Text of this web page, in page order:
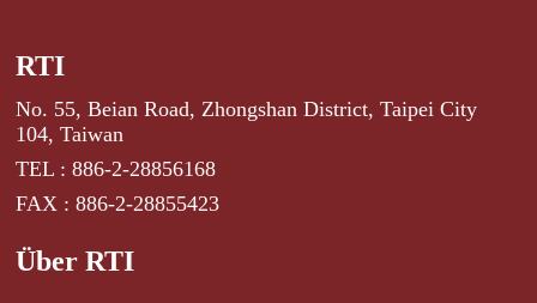
RTI
No. 55, Beian Road, Zhongshan District, Taipei City
104, Taiwan
TEL : 886-2-28856168
FAX : 886-2-28855423
Über RTI